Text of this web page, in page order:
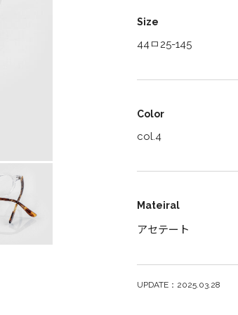
Size
44ㅁ25-145
Color
col.4
Mateiral
アセテート
UPDATE：2025.03.28